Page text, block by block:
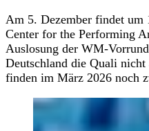
Am 5. Dezember findet um
Center for the Performing
Auslosung der WM-
Deutschland die Quali nicht
finden im März 2026 noch